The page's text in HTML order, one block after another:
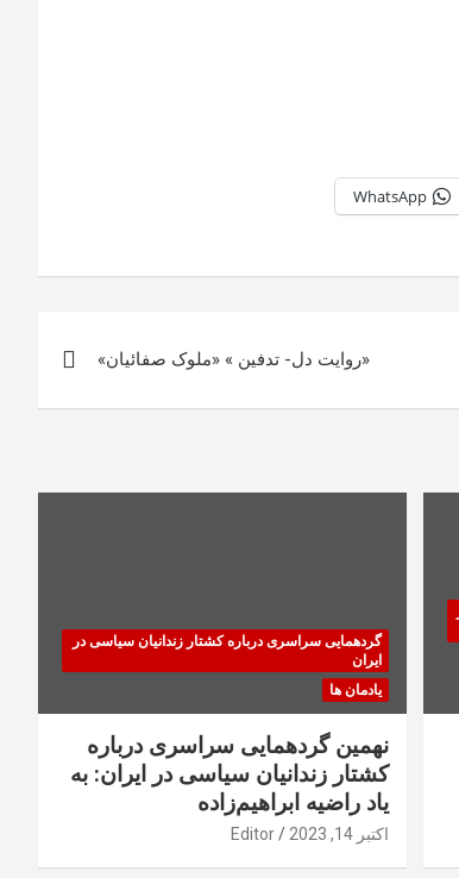
WhatsApp
«روایت دل- تدفین » «ملوک صفائیان»
گردهمایی سراسری درباره کشتار زندانیان سیاسی در
ایران
یادمان ها
نهمین گردهمایی سراسری درباره
کشتار زندانیان سیاسی در ایران: به
یاد راضیه ابراهیم‌زاده
اکتبر 14, 2023 Editor